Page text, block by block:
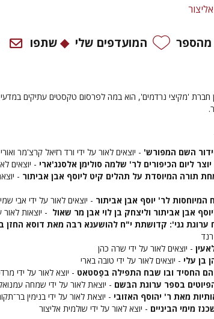
מהספר המועדפים שלי שתפו
חברת 'מקיצי נרדמים', הוא במה לפרסום טקסטים עתיקים במדעי
השם המפורש' - יוצאים לאור על ידי ורד רזיאל קרצ'מר
ליום הכיפורים לר' שלמה סולימן אלסנג'ארי - יוצאים
תורה המיוסדת על תהלים קיט ליוסף אבן אביתור -
המיוחסות לר' יוסף אבן אביתור - יוצאים לאור על ידי אבי
אבן אביתור וליצחק בן לוי אבן מר שאול - יוצאות לאור
ערוגת גני': קדושתת י"ח להושענא רבה מאת דוסא החזן
- יוצאים לאור על ידי שרה כהן
בן עלי - יוצאים לאור על ידי טובה בארי
החסיד ובו שבח התפילה בפֻסטאט - יוצא לאור על ידי
בספר ערוגת הבֹּשם - יוצאת לאור על ידי שמחה
מאת ר' יהוסף האזובי - יוצאת לאור על ידי בנימין
מימי הביניים - יוצא לאור על ידי שולמית אליצור